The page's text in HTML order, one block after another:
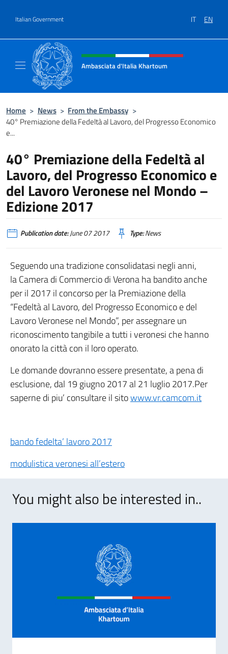
Italian Government IT EN
Header, social and menu of site
Ambasciata d'Italia Khartoum
Home > News > From the Embassy >
40° Premiazione della Fedeltà al Lavoro, del Progresso Economico
e...
40° Premiazione della Fedeltà al
Lavoro, del Progresso Economico e
del Lavoro Veronese nel Mondo –
Edizione 2017
Publication date:June 07 2017 Type:News
Seguendo una tradizione consolidatasi negli anni,
la Camera di Commercio di Verona ha bandito anche
per il 2017 il concorso per la Premiazione della
“Fedeltà al Lavoro, del Progresso Economico e del
Lavoro Veronese nel Mondo”, per assegnare un
riconoscimento tangibile a tutti i veronesi che hanno
onorato la città con il loro operato.
Le domande dovranno essere presentate, a pena di
esclusione, dal 19 giugno 2017 al 21 luglio 2017.Per
saperne di piu’ consultare il sitowww.vr.camcom.it
bando fedelta’ lavoro 2017
modulistica veronesi all’estero
You might also be interested in..